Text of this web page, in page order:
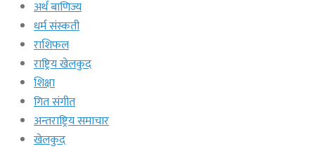
अर्थ बाणिज्य
धर्म संस्कती
राशिफल
राष्ट्रिय खेलकुद
शिक्षा
गित संगीत
अन्तराष्ट्रिय समाचार
खेलकुद